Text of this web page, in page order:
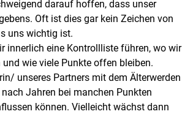
darauf hoffen, dass unser
Oft ist dies gar kein Zeichen von
uns wichtig ist.
innerlich eine Kontrollliste führen, wo wir
wie viele Punkte offen bleiben.
unseres Partners mit dem Älterwerden
Jahren bei manchen Punkten
können. Vielleicht wächst dann